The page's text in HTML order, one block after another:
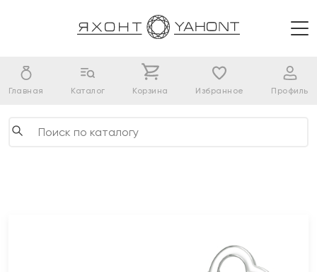
Главная Каталог Корзина Избранное Профиль